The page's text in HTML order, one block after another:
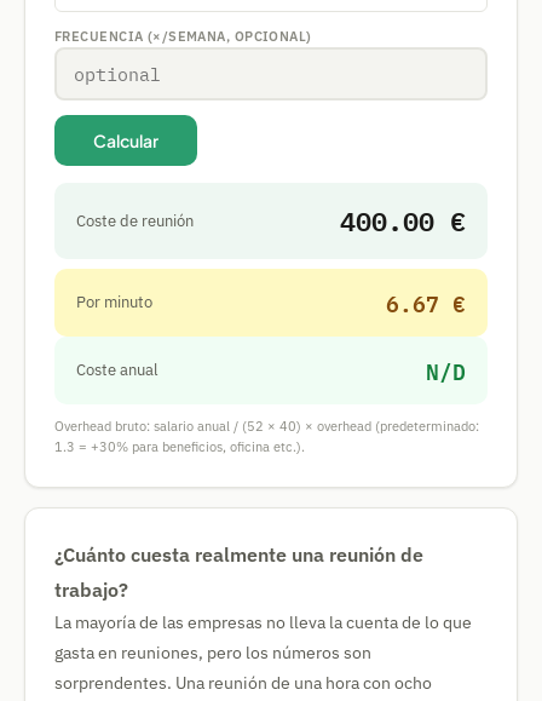
FRECUENCIA (×/SEMANA, OPCIONAL)
Calcular
Coste de reunión 400.00 €
Por minuto 6.67 €
Coste anual N/D
Overhead bruto: salario anual / (52 × 40) × overhead (predeterminado:
1.3 = +30% para beneficios, oficina etc.).
¿Cuánto cuesta realmente una reunión de
trabajo?
La mayoría de las empresas no lleva la cuenta de lo que
gasta en reuniones, pero los números son
sorprendentes. Una reunión de una hora con ocho